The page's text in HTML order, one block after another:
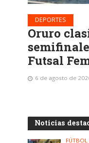
DEPORTES
Oruro
Futsal
6 de agosto de
Noticias
FÚTBOL